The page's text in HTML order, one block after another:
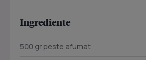
Ingrediente
500 gr peste afumat